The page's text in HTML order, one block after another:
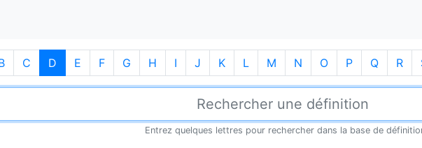
C D E F G H I J K L M N O P Q R
Entrez quelques lettres pour rechercher dans la base de